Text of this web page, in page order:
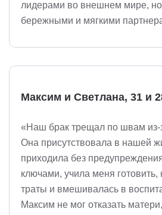
лидерами во внешнем мире, но
бережными и мягкими
Максим и Светлана, 31 и
«Наш брак трещал по швам
Она присутствовала в нашей
приходила без
ключами, учила меня готовить,
траты и вмешивалась в
Максим не мог отказать